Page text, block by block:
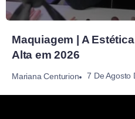
Maquiagem | A
Alta em 2026
Mariana Centurion 7 De Agosto